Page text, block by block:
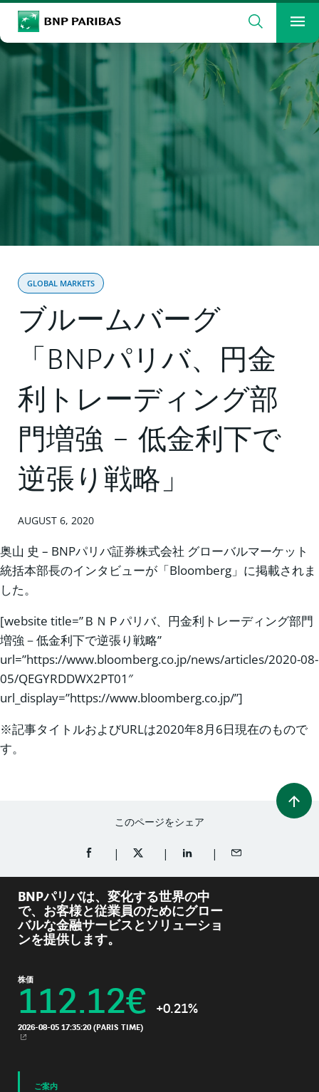
BNP Paribas
検索
検索ワードを入力
検索
メ
GLOBAL MARKETS
ブルームバーグ
「BNPパリバ、円金
利トレーディング部
門増強 – 低金利下で
逆張り戦略」
AUGUST 6, 2020
奥山 史 – BNPパリバ証券株式会社 グローバルマーケット
統括本部長のインタビューが「Bloomberg」に掲載されま
した。
[website title=”ＢＮＰパリバ、円金利トレーディング部門
増強－低金利下で逆張り戦略”
url=”https://www.bloomberg.co.jp/news/articles/2020-08-
05/QEGYRDDWX2PT01″
url_display=”https://www.bloomberg.co.jp/”]
※記事タイトルおよびURLは2020年8月6日現在のもので
す。
このページをシェア
FACEBOOKでシェア（新規ウィンドウを開く）
TWITTERでシェア（新規ウィンドウを開
LINKEDINでシェア（新規ウ
メールでシェア
BNPパリバは、変化する世界の中
で、お客様と従業員のためにグロー
バルな金融サービスとソリューショ
ンを提供します。
株価
112.12€ +0.21%
2026-08-05 17:35:20(PARIS TIME)
新規ウィンドウ
ご案内